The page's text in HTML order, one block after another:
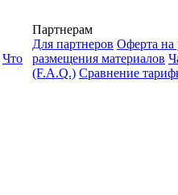
Что
Партнерам
Для партнеров Оферта на
размещения материалов
(F.A.Q.) Cравнение